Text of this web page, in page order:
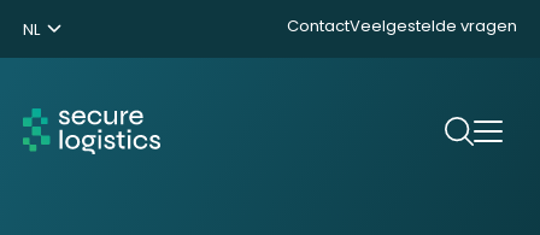
NL
ENG
DE
ContactVeelgestelde vragen